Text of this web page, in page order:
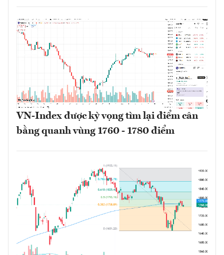
VN-Index được kỳ vọng tìm lại điểm cân
bằng quanh vùng 1760 - 1780 điểm